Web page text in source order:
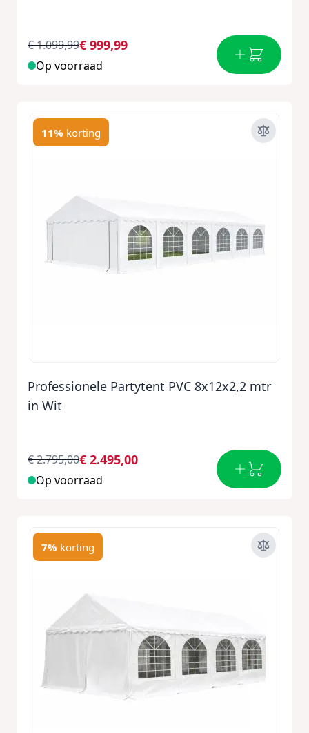
€ 999,99
€ 1.099,99
Op voorraad
11% korting
Professionele Partytent PVC 8x12x2,2 mtr
in Wit
€ 2.495,00
€ 2.795,00
Op voorraad
7% korting